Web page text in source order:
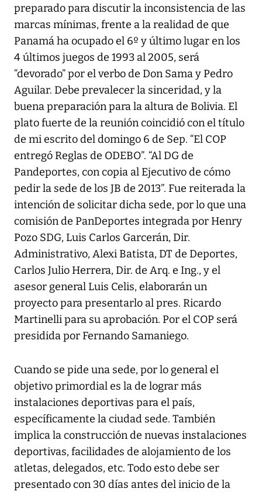
preparado para discutir la inconsistencia de las
marcas mínimas, frente a la realidad de que
Panamá ha ocupado el 6º y último lugar en los
4 últimos juegos de 1993 al 2005, será
“devorado” por el verbo de Don Sama y Pedro
Aguilar. Debe prevalecer la sinceridad, y la
buena preparación para la altura de Bolivia. El
plato fuerte de la reunión coincidió con el título
de mi escrito del domingo 6 de Sep. “El COP
entregó Reglas de ODEBO”. “Al DG de
Pandeportes, con copia al Ejecutivo de cómo
pedir la sede de los JB de 2013”. Fue reiterada la
intención de solicitar dicha sede, por lo que una
comisión de PanDeportes integrada por Henry
Pozo SDG, Luis Carlos Garcerán, Dir.
Administrativo, Alexi Batista, DT de Deportes,
Carlos Julio Herrera, Dir. de Arq. e Ing., y el
asesor general Luis Celis, elaborarán un
proyecto para presentarlo al pres. Ricardo
Martinelli para su aprobación. Por el COP será
presidida por Fernando Samaniego.
Cuando se pide una sede, por lo general el
objetivo primordial es la de lograr más
instalaciones deportivas para el país,
específicamente la ciudad sede. También
implica la construcción de nuevas instalaciones
deportivas, facilidades de alojamiento de los
atletas, delegados, etc. Todo esto debe ser
presentado con 30 días antes del inicio de la